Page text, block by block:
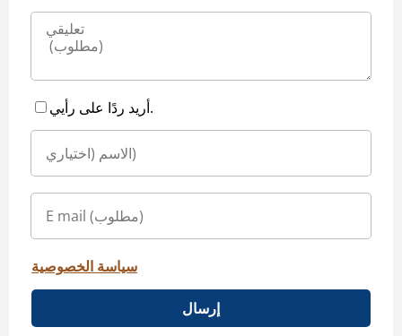
أريد ردًا على رأيي.
سياسة الخصوصية
إرسال